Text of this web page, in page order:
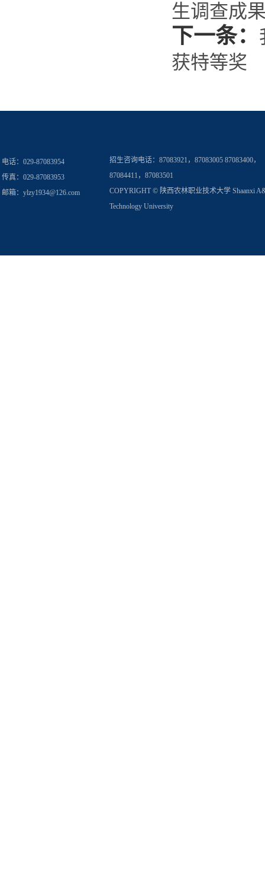
生调查成
下一条：
获特等奖
电话：029-87083954
传真：029-87083953
邮箱： ylzy1934@126.com
招生咨询电话： 87083921，87083005 87083400，
87084411，87083501
COPYRIGHT © 陕西农林职业技术大学 Shaanxi
Technology University